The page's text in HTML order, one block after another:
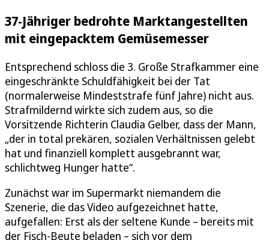
37-Jähriger bedrohte Marktangestellten
mit eingepacktem Gemüsemesser
Entsprechend schloss die 3. Große Strafkammer eine
eingeschränkte Schuldfähigkeit bei der Tat
(normalerweise Mindeststrafe fünf Jahre) nicht aus.
Strafmildernd wirkte sich zudem aus, so die
Vorsitzende Richterin Claudia Gelber, dass der Mann,
„der in total prekären, sozialen Verhältnissen gelebt
hat und finanziell komplett ausgebrannt war,
schlichtweg Hunger hatte“.
Zunächst war im Supermarkt niemandem die
Szenerie, die das Video aufgezeichnet hatte,
aufgefallen: Erst als der seltene Kunde – bereits mit
der Fisch-Beute beladen – sich vor dem